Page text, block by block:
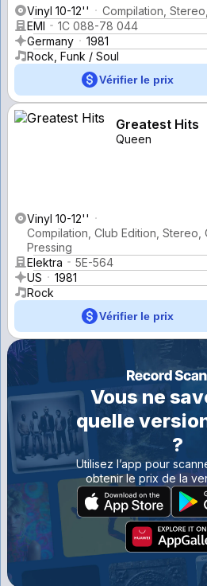
Vinyl 10-12''
Compilation,
EMI
1C 088-78 044
Germany
1981
Rock, Funk / Soul
Vérifier le prix
Greatest Hits
Queen
Vinyl 10-12''
Compilation, Club Edition, Stereo,
Pressing
Elektra
5E-564
US
1981
Rock
Vérifier le prix
Vous ne
quelle
?
Utilisez l’app pour
obtenir le prix de la